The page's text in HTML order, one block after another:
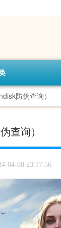
防伪查询）
查询）
04-08 23:17:56